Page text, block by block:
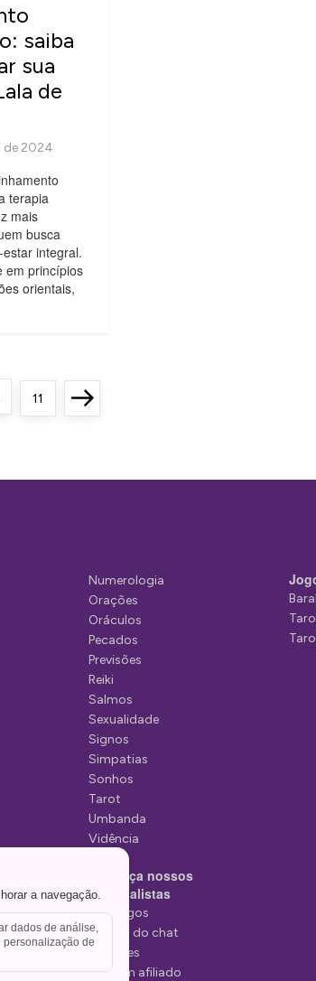
saiba
sua
de
terapia
mais
busca
integral.
em princípios
orientais,
Page
11 Next
Numerologia
Orações
Oráculos
Pecados
Previsões
Reiki
Salmos
Sexualidade
Signos
Simpatias
Sonhos
Tarot
Umbanda
Vidência
Conheça nossos
Especialistas
Tarólogos
Estelas do chat
Videntes
Seja um afiliado
a navegação.
dados de análise,
de